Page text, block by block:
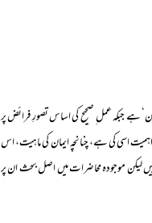
جبکہ عمل ِ صحیح کی اساس تصورِ فرائض پر
اسی کی ہے، چنانچہ ایمان کی ماہیت، اس
موجودہ محاضرات میں اصل بحث ان پر